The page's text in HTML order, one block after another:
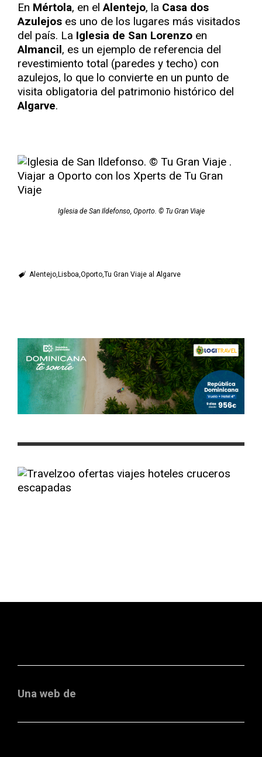
En Mértola, en elAlentejo, la Casa dos
Azulejos es uno de los lugares más visitados
del país. La Iglesia de San Lorenzo en
Almancil, es un ejemplo de referencia del
revestimiento total (paredes y techo) con
azulejos, lo que lo convierte en un punto de
visita obligatoria del patrimonio histórico del
Algarve.
Iglesia de San Ildefonso, Oporto. © Tu Gran Viaje
Alentejo Lisboa Oporto Tu Gran Viaje al Algarve
Una web de